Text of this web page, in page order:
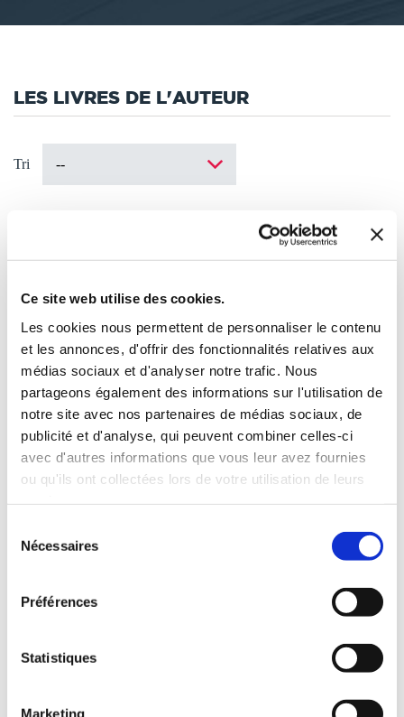
Ce site web utilise des cookies.
Les cookies nous permettent de personnaliser le contenu
et les annonces, d'offrir des fonctionnalités relatives aux
médias sociaux et d'analyser notre trafic. Nous
partageons également des informations sur l'utilisation de
notre site avec nos partenaires de médias sociaux, de
publicité et d'analyse, qui peuvent combiner celles-ci
avec d'autres informations que vous leur avez fournies
ou qu'ils ont collectées lors de votre utilisation de leurs
Nécessaires
Préférences
Statistiques
Marketing
LES LIVRES DE L'AUTEUR
Tri
SPIRITUAL KINGDOM